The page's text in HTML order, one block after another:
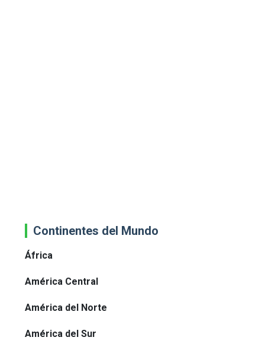
Continentes del Mundo
África
América Central
América del Norte
América del Sur